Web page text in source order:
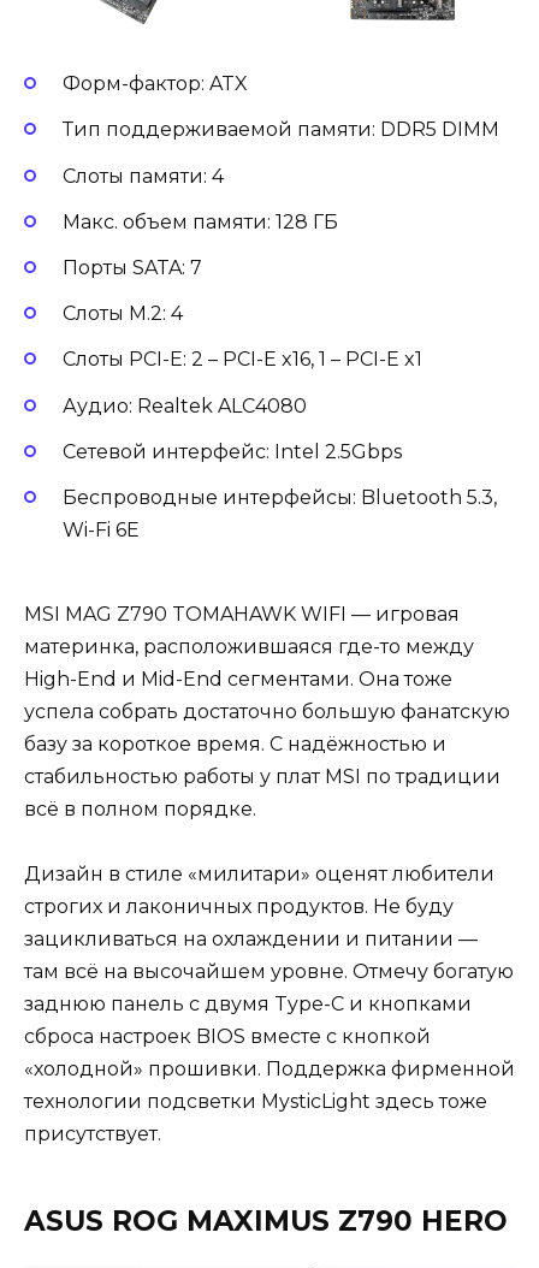
Форм-фактор: ATX
Тип поддерживаемой памяти: DDR5 DIMM
Слоты памяти: 4
Макс. объем памяти: 128 ГБ
Порты SATA: 7
Слоты M.2: 4
Слоты PCI-E: 2 – PCI-E x16, 1 – PCI-E x1
Аудио: Realtek ALC4080
Сетевой интерфейс: Intel 2.5Gbps
Беспроводные интерфейсы: Bluetooth 5.3,
Wi-Fi 6E
MSI MAG Z790 TOMAHAWK WIFI — игровая
материнка, расположившаяся где-то между
High-End и Mid-End сегментами. Она тоже
успела собрать достаточно большую фанатскую
базу за короткое время. С надёжностью и
стабильностью работы у плат MSI по традиции
всё в полном порядке.
Дизайн в стиле «милитари» оценят любители
строгих и лаконичных продуктов. Не буду
зацикливаться на охлаждении и питании —
там всё на высочайшем уровне. Отмечу богатую
заднюю панель с двумя Type-C и кнопками
сброса настроек BIOS вместе с кнопкой
«холодной» прошивки. Поддержка фирменной
технологии подсветки MysticLight здесь тоже
присутствует.
ASUS ROG MAXIMUS Z790 HERO